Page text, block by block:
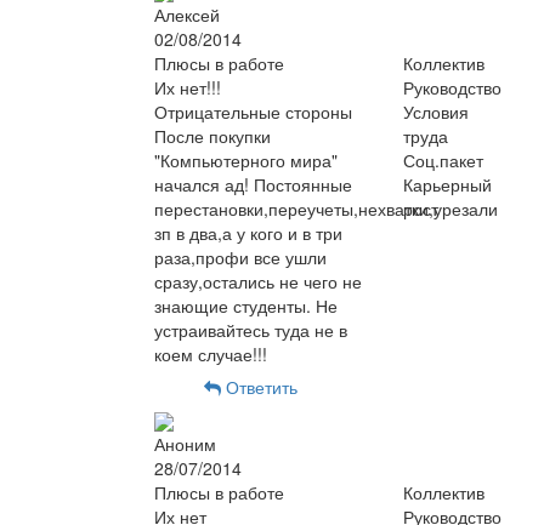
Алексей
02/08/2014
Плюсы в работе
Их нет!!!
Отрицательные стороны
После покупки
"Компьютерного мира"
начался ад! Постоянные
перестановки,переучеты,нехватки,урезали
зп в два,а у кого и в три
раза,профи все ушли
сразу,остались не чего не
знающие студенты. Не
устраивайтесь туда не в
коем случае!!!
Коллектив
Руководство
Условия
труда
Соц.пакет
Карьерный
рост
Ответить
Аноним
28/07/2014
Плюсы в работе
Их нет
Коллектив
Руководство